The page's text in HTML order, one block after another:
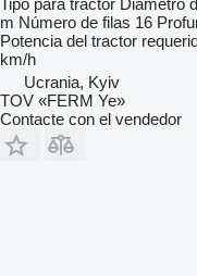
Tipo para tractor Diámetro
m Número de filas 16
Potencia del tractor
km/h
Ucrania, Kyiv
TOV «FERM Ye»
Contacte con el vendedor